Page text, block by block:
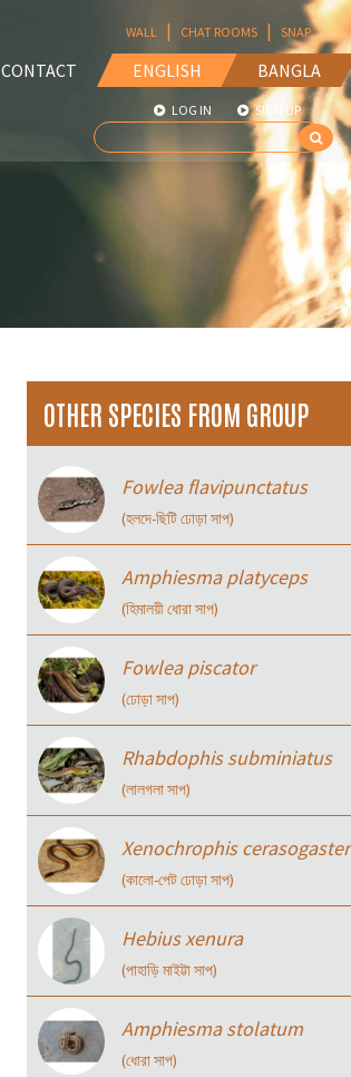
CONTACT ENGLISH BANGLA
WALL | CHAT ROOMS | SNAP
LOG IN SIGN UP
OTHER SPECIES FROM GROUP
Fowlea flavipunctatus
(হলদে-ছিটি ঢোড়া সাপ)
Amphiesma platyceps
(হিমালয়ী ধোরা সাপ)
Fowlea piscator
(ঢোড়া সাপ)
Rhabdophis subminiatus
(লালগলা সাপ)
Xenochrophis cerasogaster
(কালো-পেট ঢোড়া সাপ)
Hebius xenura
(পাহাড়ি মাইট্টা সাপ)
Amphiesma stolatum
(ধোরা সাপ)